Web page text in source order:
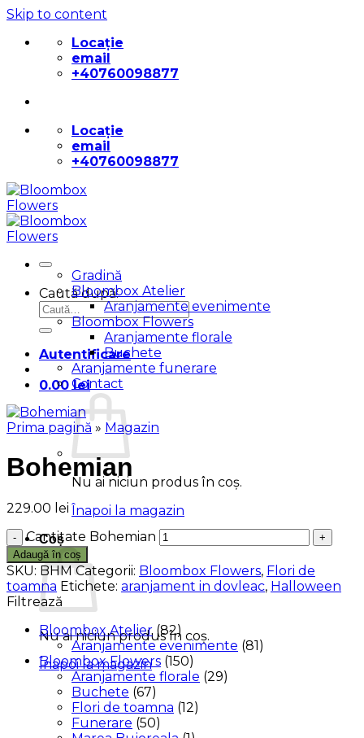
Skip to content
Locație
email
+40760098877
Locație
email
+40760098877
Caută după:
Autentificare
0.00lei
Nu ai niciun produs în coș.
Înapoi la magazin
Coș
Nu ai niciun produs în coș.
Înapoi la magazin
Gradină
Bloombox Atelier
Aranjamente evenimente
Bloombox Flowers
Aranjamente florale
Buchete
Aranjamente funerare
Contact
Prima pagină » Magazin
Bohemian
229.00 lei
Cantitate Bohemian
Adaugă în coș
SKU: BHM Categorii: Bloombox Flowers, Flori de
toamna Etichete: aranjament in dovleac, Halloween
Filtrează
Bloombox Atelier (82)
Aranjamente evenimente (81)
Bloombox Flowers (150)
Aranjamente florale (29)
Buchete (67)
Flori de toamna (12)
Funerare (50)